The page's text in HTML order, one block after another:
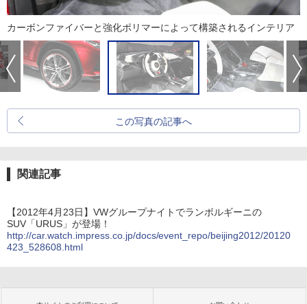
カーボンファイバーと強化ポリマーによって構築されるインテリア
この写真の記事へ
関連記事
【2012年4月23日】VWグループナイトでランボルギーニの
SUV「URUS」が登場！
http://car.watch.impress.co.jp/docs/event_repo/beijing2012/20120
423_528608.html